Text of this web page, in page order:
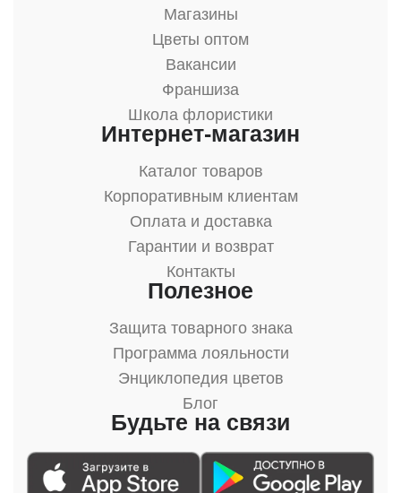
Магазины
Цветы оптом
Вакансии
Франшиза
Школа флористики
Интернет-магазин
Каталог товаров
Корпоративным клиентам
Оплата и доставка
Гарантии и возврат
Контакты
Полезное
Защита товарного знака
Программа лояльности
Энциклопедия цветов
Блог
Будьте на связи